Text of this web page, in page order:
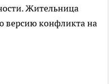
Жительница
версию конфликта на